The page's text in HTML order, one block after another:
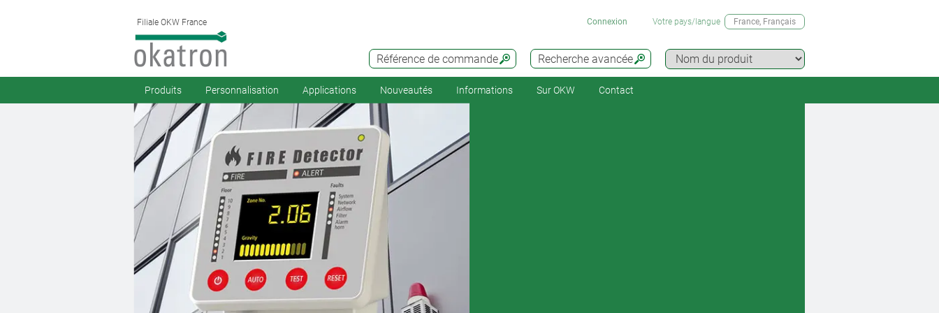
Filiale OKW France
Recherche avancée
Référence de commande
Connexion Votre pays/langue France, Français
Produits Personnalisation Applications Nouveautés Informations Sur OKW Contact